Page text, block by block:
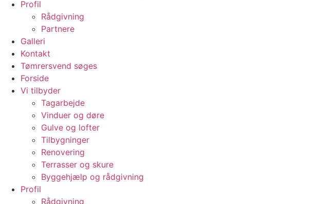
Profil
Rådgivning
Partnere
Galleri
Kontakt
Tømrersvend søges
Forside
Vi tilbyder
Tagarbejde
Vinduer og døre
Gulve og lofter
Tilbygninger
Renovering
Terrasser og skure
Byggehjælp og rådgivning
Profil
Rådgivning